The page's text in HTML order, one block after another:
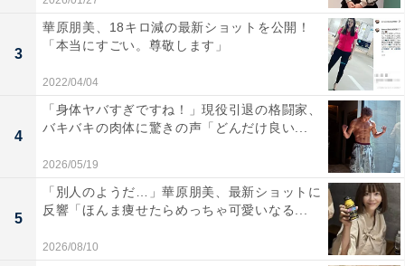
3
華原朋美、18キロ減の最新ショットを公開！
「本当にすごい。尊敬します」
2022/04/04
4
「身体ヤバすぎですね！」現役引退の格闘家、
バキバキの肉体に驚きの声「どんだけ良い...
2026/05/19
5
「別人のようだ…」華原朋美、最新ショットに
反響「ほんま痩せたらめっちゃ可愛いなる...
2026/08/10